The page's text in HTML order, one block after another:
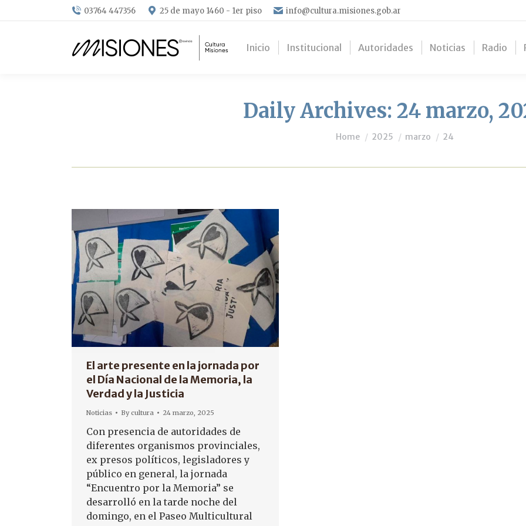
03764 447356 25 de mayo 1460 - 1er piso info@cultura.misiones.gob.ar
Inicio Institucional Autoridades Noticias Radio
Daily Archives: 24 marzo,
You are here:
Home 2025 marzo 24
El arte presente en la jornada por
el Día Nacional de la Memoria, la
Verdad y la Justicia
Noticias Bycultura 24 marzo, 2025
Con presencia de autoridades de
diferentes organismos provinciales,
ex presos políticos, legisladores y
público en general, la jornada
“Encuentro por la Memoria” se
desarrolló en la tarde noche del
domingo, en el Paseo Multicultural